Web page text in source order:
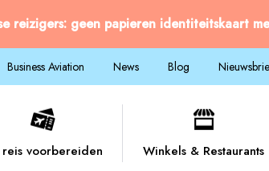
reizigers: geen papieren identiteitskaart
Business Aviation News Blog
reis voorbereiden Winkels & Restaurants